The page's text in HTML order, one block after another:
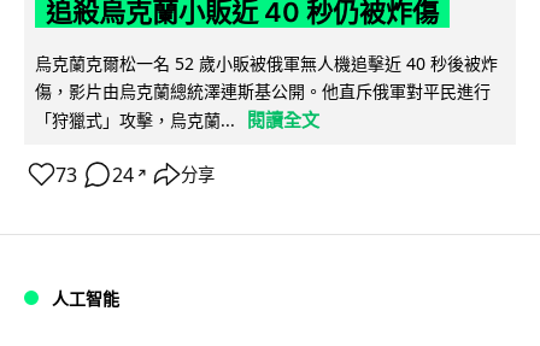
追殺烏克蘭小販近 40 秒仍被炸傷
烏克蘭克爾松一名 52 歲小販被俄軍無人機追擊近 40 秒後被炸
傷，影片由烏克蘭總統澤連斯基公開。他直斥俄軍對平民進行
「狩獵式」攻擊，烏克蘭...
閱讀全文
73 24 ↗ 分享
人工智能